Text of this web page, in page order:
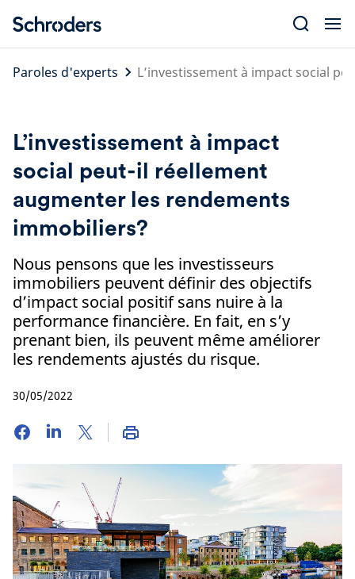
content
Paroles d'experts
L’investissement à impact social
L’investissement à impact
social peut-il réellement
augmenter les rendements
immobiliers?
Nous pensons que les investisseurs
immobiliers peuvent définir des objectifs
d’impact social positif sans nuire à la
performance financière. En fait, en s’y
prenant bien, ils peuvent même améliorer
les rendements ajustés du risque.
30/05/2022